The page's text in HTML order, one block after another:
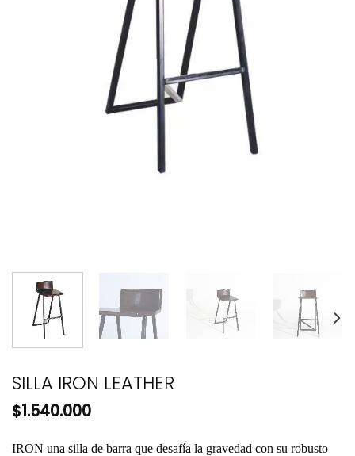
SILLA IRON LEATHER
$1.540.000
IRON una silla de barra que desafía la gravedad con su robusto